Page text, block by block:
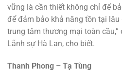
vững là cần thiết không chỉ để
để đảm bảo khả năng tồn tại
trung tâm thương mại toàn cầu,”
Lãnh sự Hà Lan, cho biết.
Thanh Phong – Tạ Tùng